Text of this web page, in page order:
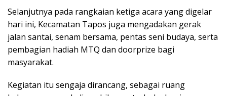
Selanjutnya pada rangkaian ketiga acara yang digelar
hari ini, Kecamatan Tapos juga mengadakan gerak
jalan santai, senam bersama, pentas seni budaya, serta
pembagian hadiah MTQ dan doorprize bagi
masyarakat.
Kegiatan itu sengaja dirancang, sebagai ruang